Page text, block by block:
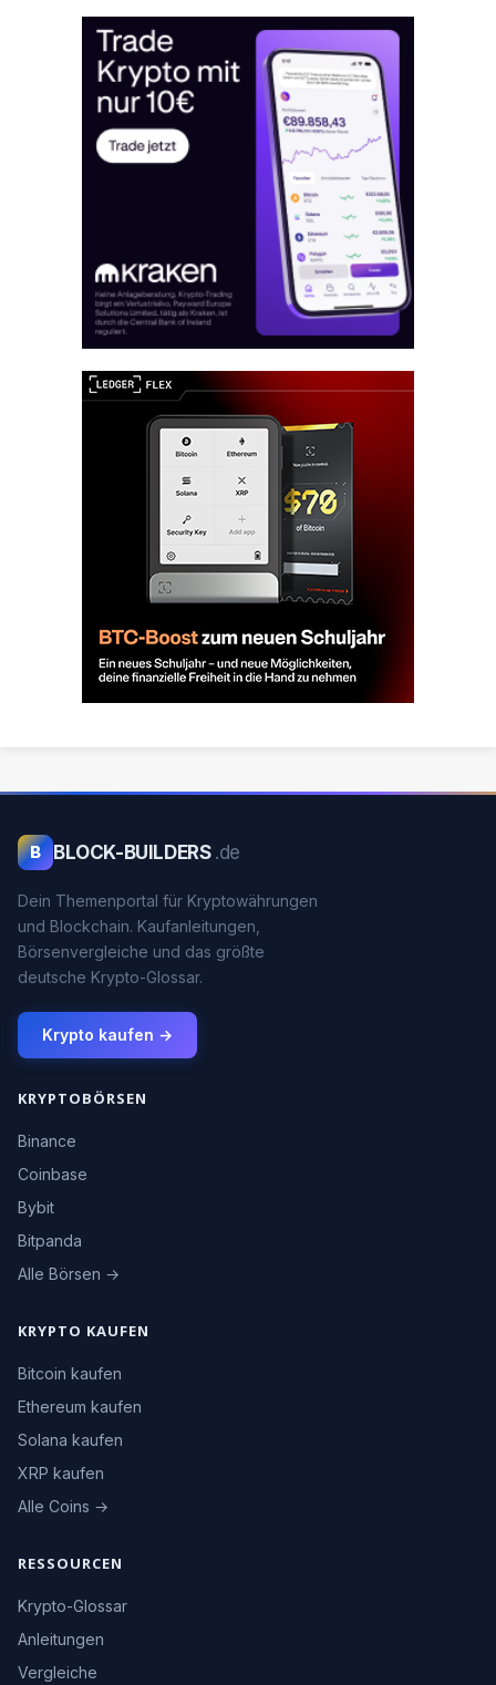
B BLOCK-BUILDERS .de
Dein Themenportal für Kryptowährungen
und Blockchain. Kaufanleitungen,
Börsenvergleiche und das größte
deutsche Krypto-Glossar.
Krypto kaufen →
KRYPTOBÖRSEN
Binance
Coinbase
Bybit
Bitpanda
Alle Börsen →
KRYPTO KAUFEN
Bitcoin kaufen
Ethereum kaufen
Solana kaufen
XRP kaufen
Alle Coins →
RESSOURCEN
Krypto-Glossar
Anleitungen
Vergleiche